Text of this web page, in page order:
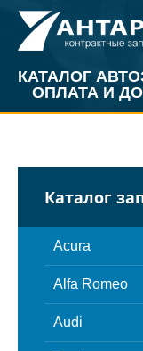
КАТАЛОГ
ОПЛАТА И
Каталог
Acura
Alfa Romeo
Audi